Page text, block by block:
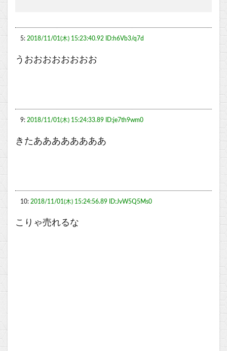
5: 2018/11/01(木) 15:23:40.92 ID:h6Vb3/q7d
うおおおおおおおお
9: 2018/11/01(木) 15:24:33.89 ID:je7th9wm0
きたああああああああ
10: 2018/11/01(木) 15:24:56.89 ID:JvW5Q5Ms0
こりゃ売れるな